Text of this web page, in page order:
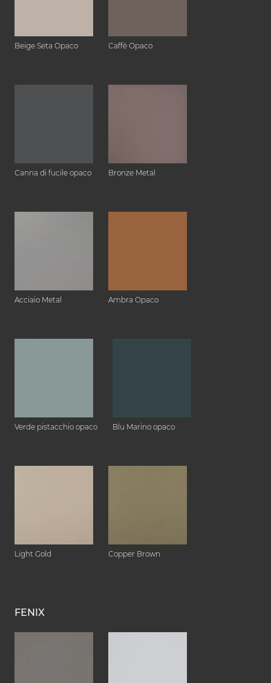
Beige Seta Opaco Caffè Opaco
Canna di fucile opaco Bronze Metal
Acciaio Metal Ambra Opaco
Verde pistacchio opaco Blu Marino opaco
Light Gold Copper Brown
FENIX